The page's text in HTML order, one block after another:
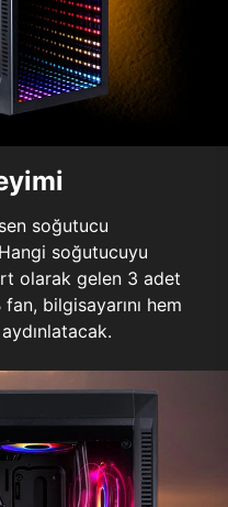
soğutucu
soğutucuyu
olarak gelen 3 adet
bilgisayarını hem